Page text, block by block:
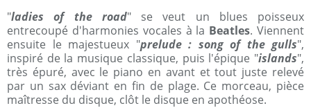
"ladies of the road" se veut un blues poisseux
entrecoupé d'harmonies vocales à la Beatles. Viennent
ensuite le majestueux "prelude : song of the gulls",
inspiré de la musique classique, puis l'épique "islands",
très épuré, avec le piano en avant et tout juste relevé
par un sax déviant en fin de plage. Ce morceau, pièce
maîtresse du disque, clôt le disque en apothéose.